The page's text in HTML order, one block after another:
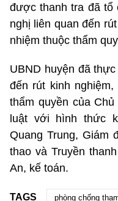
được thanh tra đã tổ
nghị liên quan đến
nhiệm thuộc thẩm
UBND huyện đã
đến rút kinh
thẩm quyền của
luật với hình thức
Quang Trung, Giám
thao và Truyền
An, kế toán.
TAGS phòng chống